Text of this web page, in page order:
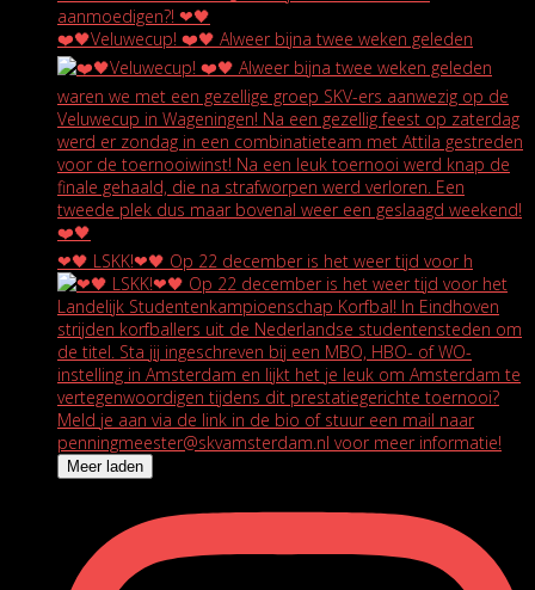
❤️🖤Veluwecup! ❤️🖤 Alweer bijna twee weken geleden
❤🖤 LSKK!❤🖤 Op 22 december is het weer tijd voor h
Meer laden